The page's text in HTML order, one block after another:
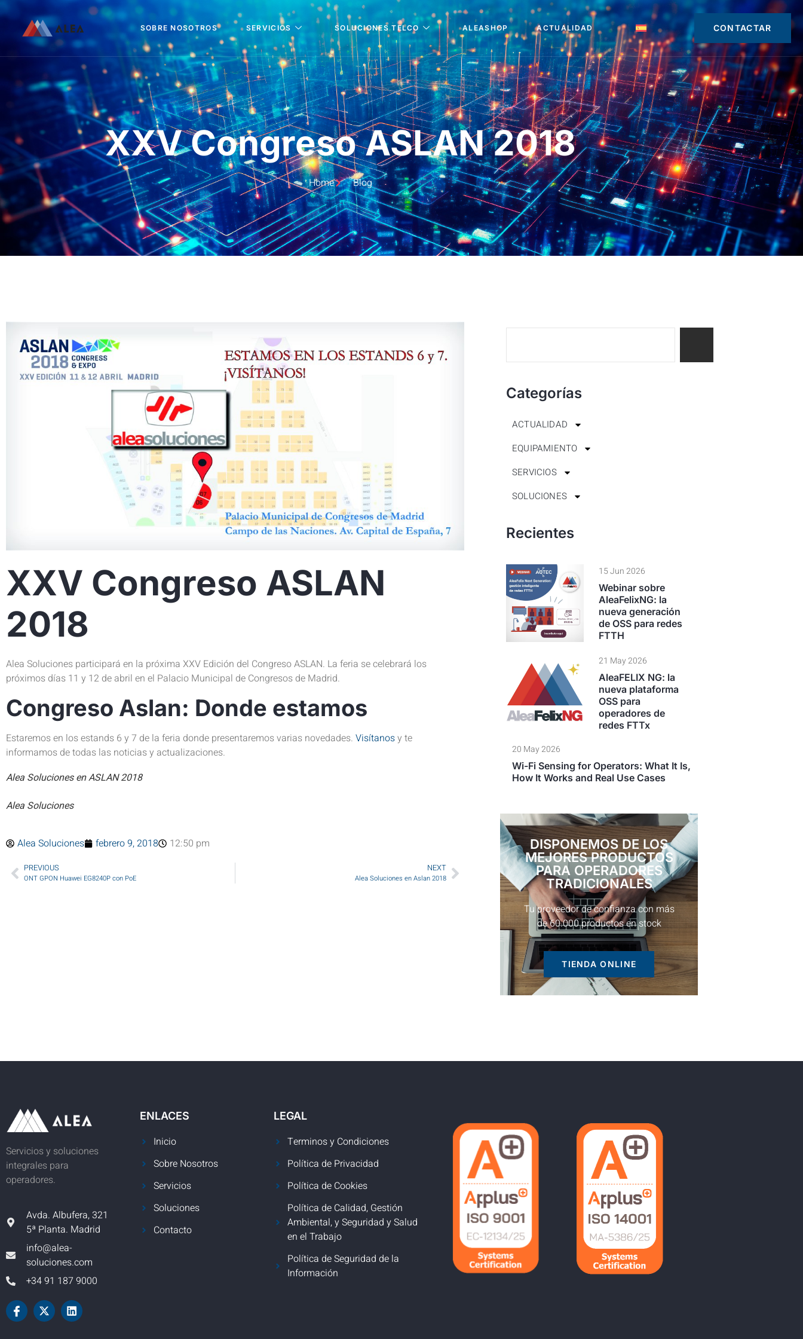
SOBRE NOSOTROS SERVICIOS SOLUCIONES TELCO ALEASHOP ACTUALIDAD CONTACTAR
XXV Congreso ASLAN 2018
Home Blog
XXV Congreso ASLAN
2018
Alea Soluciones participará en la próxima XXV Edición del Congreso ASLAN. La feria se celebrará los
próximos días 11 y 12 de abril en el Palacio Municipal de Congresos de Madrid.
Congreso Aslan: Donde estamos
Estaremos en los estands 6 y 7 de la feria donde presentaremos varias novedades. Visítanosy te
informamos de todas las noticias y actualizaciones.
Alea Soluciones en ASLAN 2018
Alea Soluciones
Alea Soluciones febrero 9, 2018 12:50 pm
PREVIOUS
ONT GPON Huawei EG8240P con PoE
NEXT
Alea Soluciones en Aslan 2018
Categorías
ACTUALIDAD
EQUIPAMIENTO
SERVICIOS
SOLUCIONES
Recientes
15 Jun 2026
Webinar sobre
AleaFelixNG: la
nueva generación
de OSS para redes
FTTH
21 May 2026
AleaFELIX NG: la
nueva plataforma
OSS para
operadores de
redes FTTx
20 May 2026
Wi-Fi Sensing for Operators: What It Is,
How It Works and Real Use Cases
DISPONEMOS DE LOS
MEJORES PRODUCTOS
PARA OPERADORES
TRADICIONALES
Tu proveedor de confianza con más
de 60.000 productos en stock
TIENDA ONLINE
Servicios y soluciones
integrales para
operadores.
Avda. Albufera, 321
5ª Planta. Madrid
info@alea-
soluciones.com
+34 91 187 9000
ENLACES
Inicio
Sobre Nosotros
Servicios
Soluciones
Contacto
LEGAL
Terminos y Condiciones
Política de Privacidad
Política de Cookies
Política de Calidad, Gestión
Ambiental, y Seguridad y Salud
en el Trabajo
Política de Seguridad de la
Información